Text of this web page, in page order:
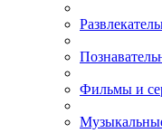
Фильмы и